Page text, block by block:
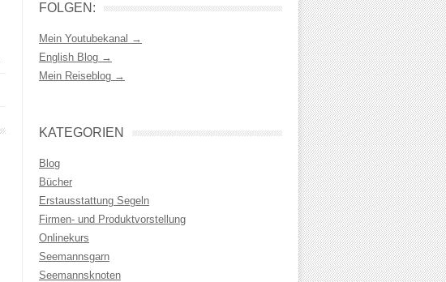
FOLGEN:
Mein Youtubekanal →
English Blog →
Mein Reiseblog →
KATEGORIEN
Blog
Bücher
Erstausstattung Segeln
Firmen- und Produktvorstellung
Onlinekurs
Seemannsgarn
Seemannsknoten